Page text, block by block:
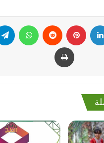
لينكدإن بينتيريست واتساب
طباعة